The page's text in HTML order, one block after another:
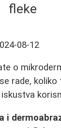
fleke
08-12
o
rade, koliko
i